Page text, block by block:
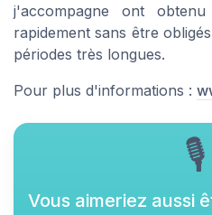
j'accompagne ont
rapidement sans être
périodes très longues.
Pour plus d'informations :
🎙
Vous aimeriez aussi